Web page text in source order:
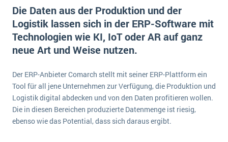
Suche
Vergleich
Auswahl
Schulung
Auswertung
Service und Wartung
E-commerce
Einzelhandel
Finanzen
Grosshandel
Handel
Handwerk
Health Care
IKT
Die 4 Komponenten eines CRM-Systems
5 Funktionen einer ERP-Software für Konzerne
Was ist Data Mining? - Ein Leitfaden für Unternehmen
Mehr über ERP-Software
Offene Stellen bei ERP-Lieferanten
Über uns
DSGVO/GDPR
Kontakt
Die Daten aus der Produktion und der
Logistik lassen sich in der ERP-Software mit
Technologien wie KI, IoT oder AR auf ganz
neue Art und Weise nutzen.
Der ERP-Anbieter Comarch stellt mit seiner ERP-Plattform ein
Tool für all jene Unternehmen zur Verfügung, die Produktion und
Logistik digital abdecken und von den Daten profitieren wollen.
Die in diesen Bereichen produzierte Datenmenge ist riesig,
ebenso wie das Potential, dass sich daraus ergibt.